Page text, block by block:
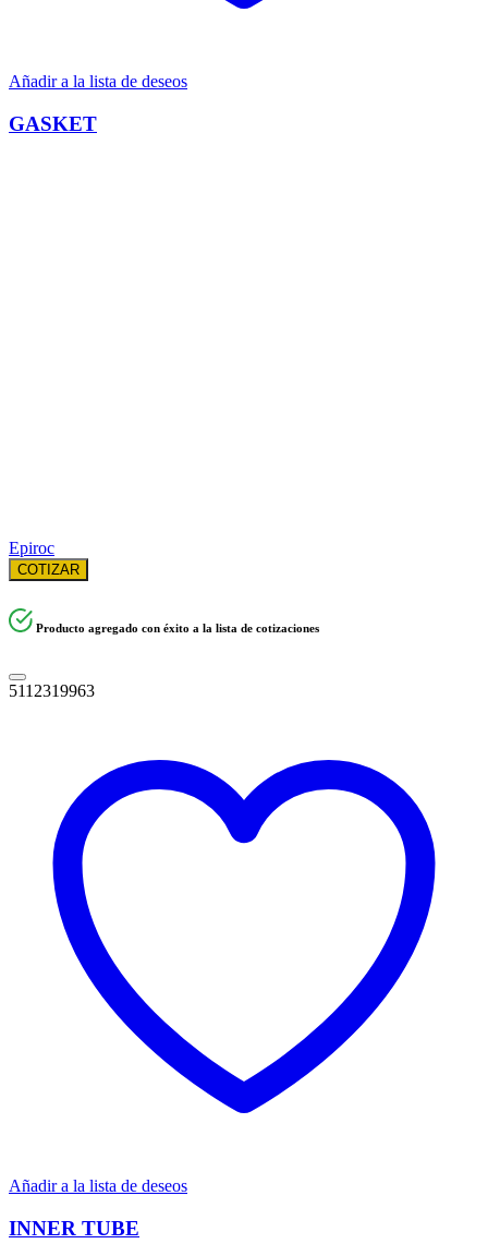
Añadir a la lista de deseos
GASKET
Epiroc
COTIZAR
Producto agregado con éxito a la lista de cotizaciones
5112319963
Añadir a la lista de deseos
INNER TUBE